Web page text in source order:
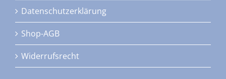
Datenschutzerklärung
Shop-AGB
Widerrufsrecht